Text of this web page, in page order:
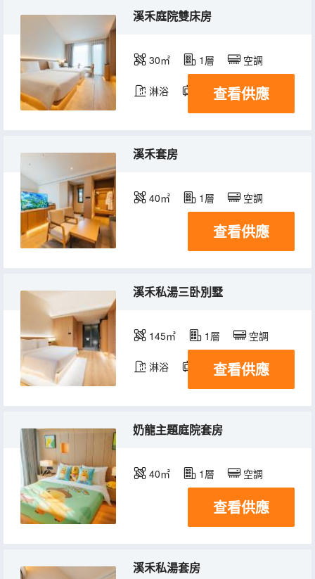
溪禾庭院雙床房
30㎡ 1層 空調
淋浴 電視機
查看供應
溪禾套房
40㎡ 1層 空調
查看供應
溪禾私湯三卧別墅
145㎡ 1層 空調
淋浴 電視機
查看供應
奶龍主題庭院套房
40㎡ 1層 空調
查看供應
溪禾私湯套房